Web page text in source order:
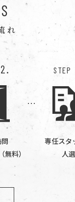
れ
2.
無料）
STEP
専任スタ
人選